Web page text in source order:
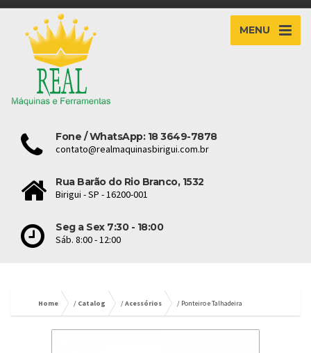
MENU
Fone / WhatsApp: 18 3649-7878
contato@realmaquinasbirigui.com.br
Rua Barão do Rio Branco, 1532
Birigui - SP - 16200-001
Seg a Sex 7:30 - 18:00
Sáb. 8:00 - 12:00
Home / Catalog /Acessórios / Ponteiro e Talhadeira